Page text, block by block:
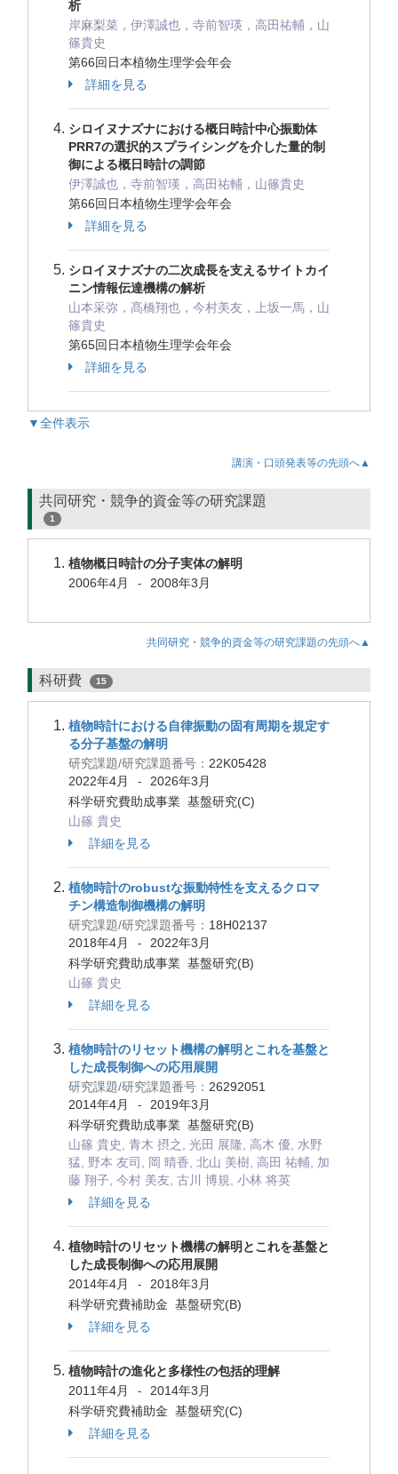
析
岸麻梨菜，伊澤誠也，寺前智瑛，高田祐輔，山
篠貴史
第66回日本植物生理学会年会
詳細を見る
シロイヌナズナにおける概日時計中心振動体
PRR7の選択的スプライシングを介した量的制
御による概日時計の調節
伊澤誠也，寺前智瑛，高田祐輔，山篠貴史
第66回日本植物生理学会年会
詳細を見る
シロイヌナズナの二次成長を支えるサイトカイ
ニン情報伝達機構の解析
山本采弥，髙橋翔也，今村美友，上坂一馬，山
篠貴史
第65回日本植物生理学会年会
詳細を見る
▼全件表示
講演・口頭発表等の先頭へ▲
共同研究・競争的資金等の研究課題
1
植物概日時計の分子実体の解明
2006年4月
- 2008年3月
共同研究・競争的資金等の研究課題の先頭へ▲
科研費 15
植物時計における自律振動の固有周期を規定す
る分子基盤の解明
研究課題/研究課題番号： 22K05428
2022年4月
-
2026年3月
科学研究費助成事業 基盤研究(C)
山篠 貴史
詳細を見る
植物時計のrobustな振動特性を支えるクロマ
チン構造制御機構の解明
研究課題/研究課題番号： 18H02137
2018年4月
-
2022年3月
科学研究費助成事業 基盤研究(B)
山篠 貴史
詳細を見る
植物時計のリセット機構の解明とこれを基盤と
した成長制御への応用展開
研究課題/研究課題番号： 26292051
2014年4月
-
2019年3月
科学研究費助成事業 基盤研究(B)
山篠 貴史, 青木 摂之, 光田 展隆, 高木 優, 水野
猛, 野本 友司, 岡 晴香, 北山 美樹, 高田 祐輔, 加
藤 翔子, 今村 美友, 古川 博規, 小林 将英
詳細を見る
植物時計のリセット機構の解明とこれを基盤と
した成長制御への応用展開
2014年4月
-
2018年3月
科学研究費補助金 基盤研究(B)
詳細を見る
植物時計の進化と多様性の包括的理解
2011年4月
-
2014年3月
科学研究費補助金 基盤研究(C)
詳細を見る